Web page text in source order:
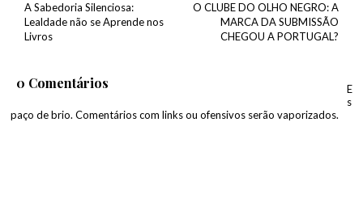
O CLUBE DO OLHO NEGRO: A
MARCA DA SUBMISSÃO
CHEGOU A PORTUGAL?
A Sabedoria Silenciosa:
Lealdade não se Aprende nos
Livros
0 Comentários
E
s
paço de brio. Comentários com links ou ofensivos serão vaporizados.